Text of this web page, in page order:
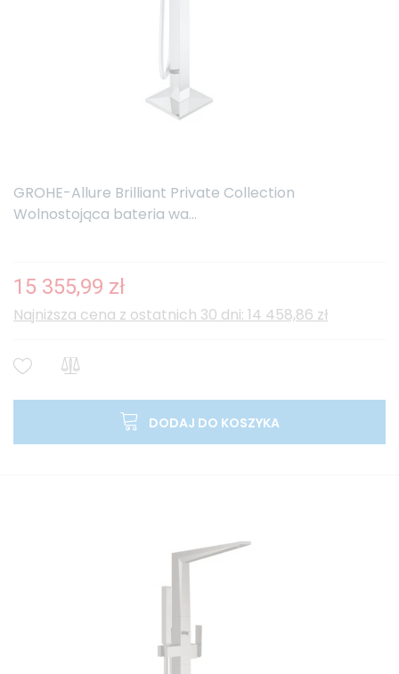
GROHE-Allure Brilliant Private Collection
Wolnostojąca bateria wa...
15 355,99 zł
Najniższa cena z ostatnich 30 dni: 14 458,86 zł
DODAJ DO KOSZYKA